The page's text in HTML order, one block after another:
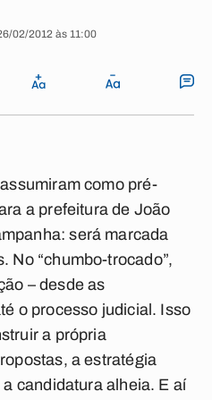
02/2012 às 11:00
como pré-
a prefeitura de João
será marcada
No “chumbo-trocado”,
– desde as
o processo judicial. Isso
a própria
a estratégia
candidatura alheia. E aí